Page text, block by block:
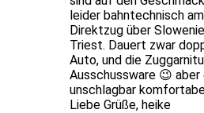
leider bahntechnisch
Direktzug über
Triest. Dauert zwar
Auto, und die
Ausschussware 😉
unschlagbar
Liebe Grüße, heike